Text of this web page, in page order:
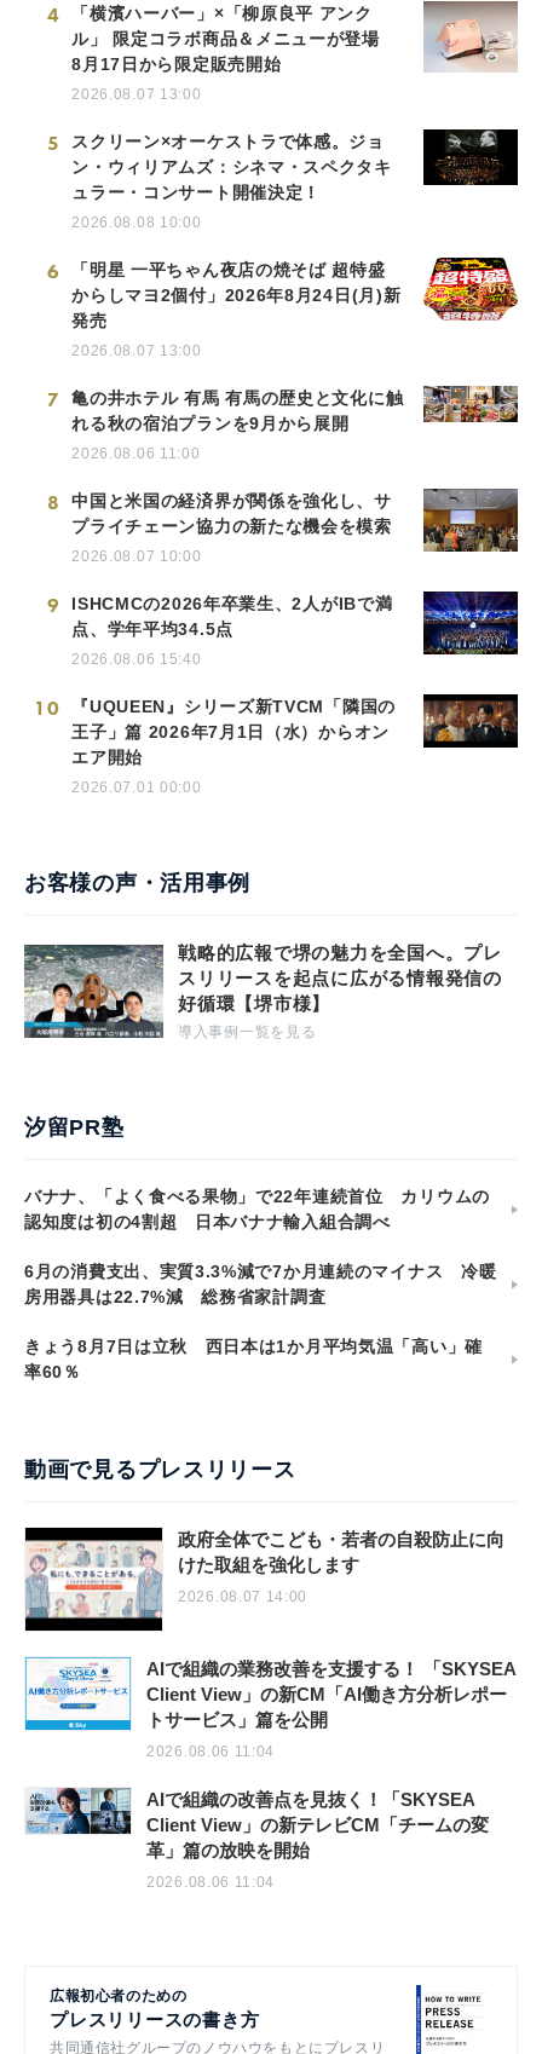
4
「横濱ハーバー」×「柳原良平 アンク
ル」 限定コラボ商品＆メニューが登場
8月17日から限定販売開始
2026.08.07 13:00
5
スクリーン×オーケストラで体感。ジョ
ン・ウィリアムズ：シネマ・スペクタキ
ュラー・コンサート開催決定！
2026.08.08 10:00
6
「明星 一平ちゃん夜店の焼そば 超特盛
からしマヨ2個付」2026年8月24日(月)新
発売
2026.08.07 13:00
7
亀の井ホテル 有馬 有馬の歴史と文化に触
れる秋の宿泊プランを9月から展開
2026.08.06 11:00
8
中国と米国の経済界が関係を強化し、サ
プライチェーン協力の新たな機会を模索
2026.08.07 10:00
9
ISHCMCの2026年卒業生、2人がIBで満
点、学年平均34.5点
2026.08.06 15:40
10
『UQUEEN』シリーズ新TVCM「隣国の
王子」篇 2026年7月1日（水）からオン
エア開始
2026.07.01 00:00
お客様の声・活用事例
戦略的広報で堺の魅力を全国へ。プレ
スリリースを起点に広がる情報発信の
好循環【堺市様】
導入事例一覧を見る
汐留PR塾
バナナ、「よく食べる果物」で22年連続首位 カリウムの
認知度は初の4割超 日本バナナ輸入組合調べ
6月の消費支出、実質3.3%減で7か月連続のマイナス 冷暖
房用器具は22.7%減 総務省家計調査
きょう8月7日は立秋 西日本は1か月平均気温「高い」確
率60％
動画で見るプレスリリース
政府全体でこども・若者の自殺防止に向
けた取組を強化します
2026.08.07 14:00
AIで組織の業務改善を支援する！ 「SKYSEA
Client View」の新CM「AI働き方分析レポー
トサービス」篇を公開
2026.08.06 11:04
AIで組織の改善点を見抜く！「SKYSEA
Client View」の新テレビCM「チームの変
革」篇の放映を開始
2026.08.06 11:04
広報初心者のための
プレスリリースの書き方
共同通信社グループのノウハウをもとにプレスリ